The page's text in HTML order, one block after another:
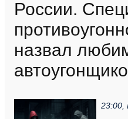
России.
назвал
23:00,